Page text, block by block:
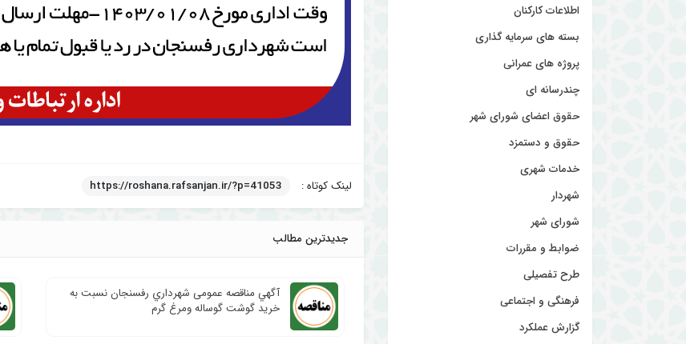
اطلاعات کارکنان
بسته های سرمایه گذاری
پروژه های عمرانی
چندرسانه ای
حقوق اعضای شورای شهر
حقوق و دستمزد
خدمات شهری
شهردار
شورای شهر
ضوابط و مقررات
طرح تفصیلی
فرهنگی و اجتماعی
گزارش عملکرد
لینک کوتاه : https://roshana.rafsanjan.ir/?p=41053
جدیدترین مطالب
آگهي مناقصه عمومی شهرداري رفسنجان نسبت به
خرید گوشت گوساله ومرغ گرم